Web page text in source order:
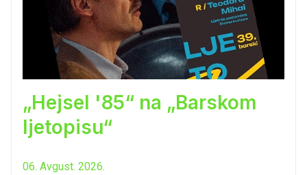
„Hejsel '85“ na „Barskom
ljetopisu“
06. Avgust. 2026.